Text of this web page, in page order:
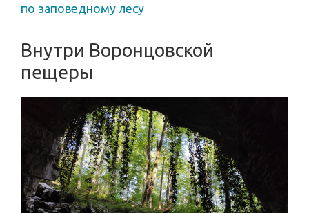
по заповедному лесу
Внутри Воронцовской
пещеры